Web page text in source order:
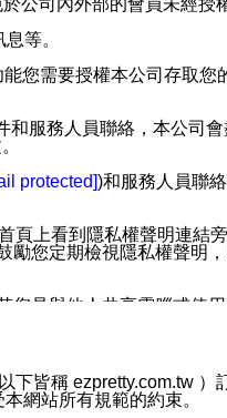
等。
您需要授權本公司存取您
服務人員聯絡，本公司
protected])和服務人員聯
頁上看到隱私權聲明連結
您定期檢視隱私權聲明
是與他人共享電腦或使
該資料或電子郵件所指示
皆稱 ezpretty.com.tw ）
網站所有規範的約束。